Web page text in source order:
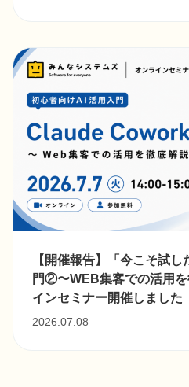
【開催報告】「今こそ試
門②〜WEB集客での活用
インセミナー開催しました
2026.07.08